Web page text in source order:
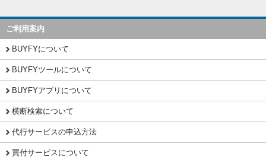
ご利用案内
BUYFYについて
BUYFYツールについて
BUYFYアプリについて
横断検索について
代行サービスの申込方法
買付サービスについて